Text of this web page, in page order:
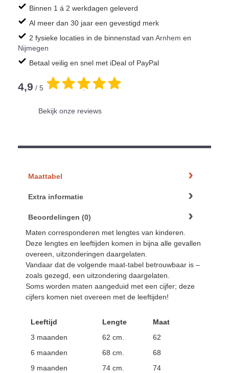
Binnen 1 á 2 werkdagen geleverd
Al meer dan 30 jaar een gevestigd merk
2 fysieke locaties in de binnenstad van Arnhem en
Nijmegen
Betaal veilig en snel met iDeal of PayPal
4,9 / 5 .
Bekijk onze reviews
Maattabel
Extra informatie
Beoordelingen (0)
Maten corresponderen met lengtes van kinderen.
Deze lengtes en leeftijden komen in bijna alle gevallen
overeen, uitzonderingen daargelaten.
Vandaar dat de volgende maat-tabel betrouwbaar is –
zoals gezegd, een uitzondering daargelaten.
Soms worden maten aangeduid met een cijfer; deze
cijfers komen niet overeen met de leeftijden!
Leeftijd Lengte
Maat
3 maanden
62 cm.
62
6 maanden
68 cm.
68
9 maanden
74 cm. 74